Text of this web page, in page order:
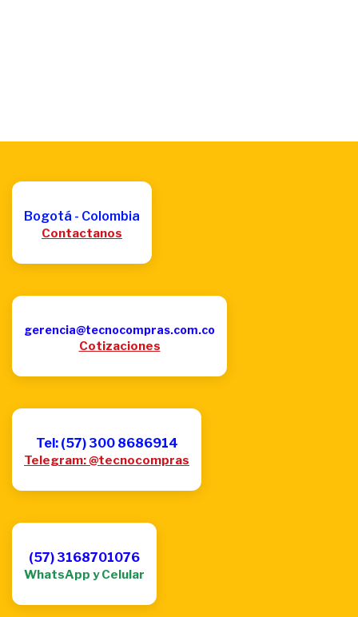
Bogotá - Colombia
Contactanos
gerencia@tecnocompras.com.co
Cotizaciones
Tel: (57) 300 8686914
Telegram: @tecnocompras
(57) 3168701076
WhatsApp y Celular